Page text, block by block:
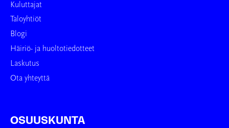
Kuluttajat
Taloyhtiöt
Blogi
Häiriö- ja huoltotiedotteet
Laskutus
Ota yhteyttä
OSUUSKUNTA